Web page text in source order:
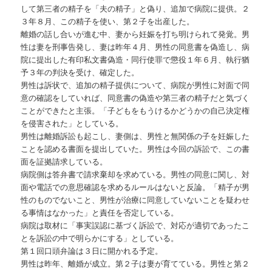
して第三者の精子を「夫の精子」と偽り、追加で病院に提供。２
３年８月、この精子を使い、第２子を出産した。
離婚の話し合いが進む中、妻から妊娠を打ち明けられて発覚。男
性は妻を刑事告発し、妻は昨年４月、男性の同意書を偽造し、病
院に提出した有印私文書偽造・同行使罪で懲役１年６月、執行猶
予３年の判決を受け、確定した。
男性は訴状で、追加の精子提供について、病院が男性に対面で同
意の確認をしていれば、同意書の偽造や第三者の精子だと気づく
ことができたと主張。「子どもをもうけるかどうかの自己決定権
を侵害された」としている。
男性は離婚訴訟も起こし、妻側は、男性と無関係の子を妊娠した
ことを認める書面を提出していた。男性は今回の訴訟で、この書
面を証拠請求している。
病院側は答弁書で請求棄却を求めている。男性の同意に関し、対
面や電話での意思確認を求めるルールはないと反論。「精子が男
性のものでないこと、男性が治療に同意していないことを疑わせ
る事情はなかった」と責任を否定している。
病院は取材に「事実誤認に基づく訴訟で、対応が適切であったこ
とを訴訟の中で明らかにする」としている。
第１回口頭弁論は３日に開かれる予定。
男性は昨年、離婚が成立。第２子は妻が育てている。男性と第２